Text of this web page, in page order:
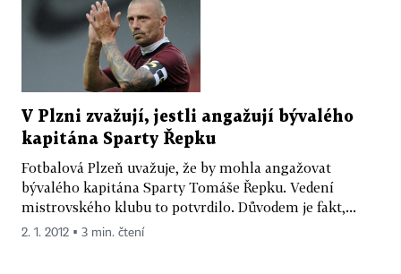
V Plzni zvažují, jestli angažují bývalého
kapitána Sparty Řepku
Fotbalová Plzeň uvažuje, že by mohla angažovat
bývalého kapitána Sparty Tomáše Řepku. Vedení
mistrovského klubu to potvrdilo. Důvodem je fakt,...
2. 1. 2012 ▪ 3 min. čtení